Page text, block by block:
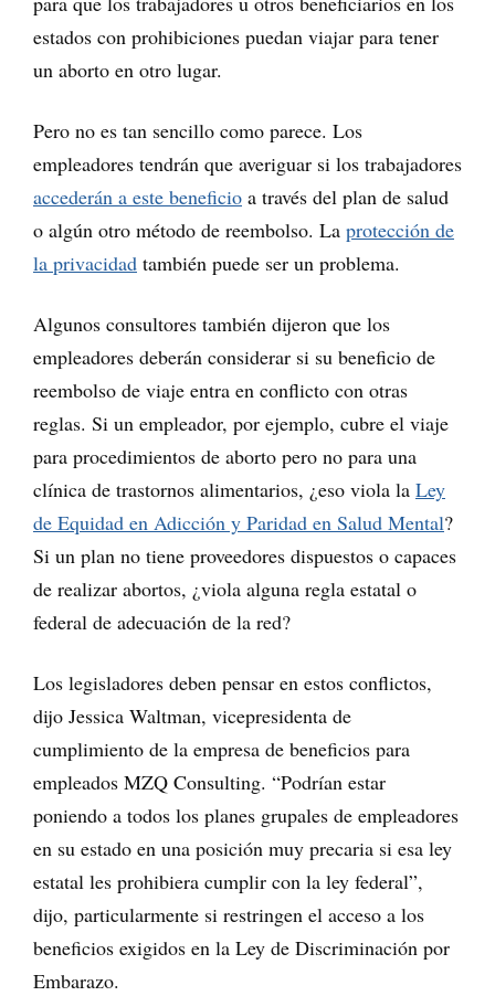
estados con prohibiciones puedan viajar para tener
un aborto en otro lugar.
Pero no es tan sencillo como parece. Los
empleadores tendrán que averiguar si los trabajadores
accederán a este beneficio a través del plan de salud
o algún otro método de reembolso. La protección de
la privacidad también puede ser un problema.
Algunos consultores también dijeron que los
empleadores deberán considerar si su beneficio de
reembolso de viaje entra en conflicto con otras
reglas. Si un empleador, por ejemplo, cubre el viaje
para procedimientos de aborto pero no para una
clínica de trastornos alimentarios, ¿eso viola la Ley
de Equidad en Adicción y Paridad en Salud Mental?
Si un plan no tiene proveedores dispuestos o capaces
de realizar abortos, ¿viola alguna regla estatal o
federal de adecuación de la red?
Los legisladores deben pensar en estos conflictos,
dijo Jessica Waltman, vicepresidenta de
cumplimiento de la empresa de beneficios para
empleados MZQ Consulting. “Podrían estar
poniendo a todos los planes grupales de empleadores
en su estado en una posición muy precaria si esa ley
estatal les prohibiera cumplir con la ley federal”,
dijo, particularmente si restringen el acceso a los
beneficios exigidos en la Ley de Discriminación por
Embarazo.